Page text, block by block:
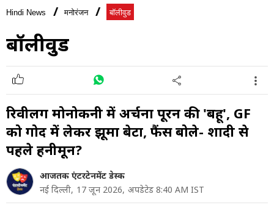
Hindi News मनोरंजन बॉलीवुड
बॉलीवुड
रिवीलिंग मोनोकनी में अर्चना पूरन की 'बहू', GF
को गोद में लेकर झूमा बेटा, फैंस बोले- शादी से
पहले हनीमून?
आजतक एंटरटेनमेंट डेस्क
नई दिल्ली, 17 जून 2026, अपडेटेड 8:40 AM IST